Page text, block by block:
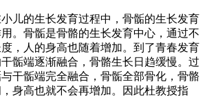
的生长发育过程中，骨骺的生长发育
。骨骺是骨骼的生长发育中心，通过不
，人的身高也随着增加。到了青春发育
骺端逐渐融合，骨骼生长日趋缓慢。过
干骺端完全融合，骨骺全部骨化，骨骼
身高也就不会再增加。因此杜教授指